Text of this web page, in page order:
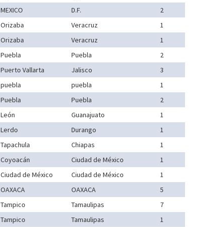
MEXICO D.F.
2
Orizaba Veracruz
1
Orizaba Veracruz
1
Puebla Puebla
2
Puerto Vallarta Jalisco
3
puebla puebla
1
Puebla Puebla
2
León Guanajuato
1
Lerdo Durango
1
Tapachula Chiapas
1
Coyoacán Ciudad de México
1
Ciudad de México Ciudad de México
1
OAXACA OAXACA
5
Tampico Tamaulipas
7
Tampico Tamaulipas
1